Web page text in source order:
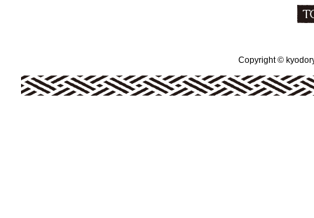
Copyright ©